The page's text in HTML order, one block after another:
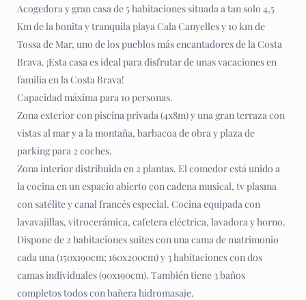
Acogedora y gran casa de 5 habitaciones situada a tan solo 4,5
Km de la bonita y tranquila playa Cala Canyelles y 10 km de
Tossa de Mar, uno de los pueblos más encantadores de la Costa
Brava. ¡Esta casa es ideal para disfrutar de unas vacaciones en
familia en la Costa Brava!
Capacidad máxima para 10 personas.
Zona exterior con piscina privada (4x8m) y una gran terraza con
vistas al mar y a la montaña, barbacoa de obra y plaza de
parking para 2 coches.
Zona interior distribuida en 2 plantas. El comedor está unido a
la cocina en un espacio abierto con cadena musical, tv plasma
con satélite y canal francés especial. Cocina equipada con
lavavajillas, vitrocerámica, cafetera eléctrica, lavadora y horno.
Dispone de 2 habitaciones suites con una cama de matrimonio
cada una (150x190cm; 160x200cm) y 3 habitaciones con dos
camas individuales (90x190cm). También tiene 3 baños
completos todos con bañera hidromasaje.